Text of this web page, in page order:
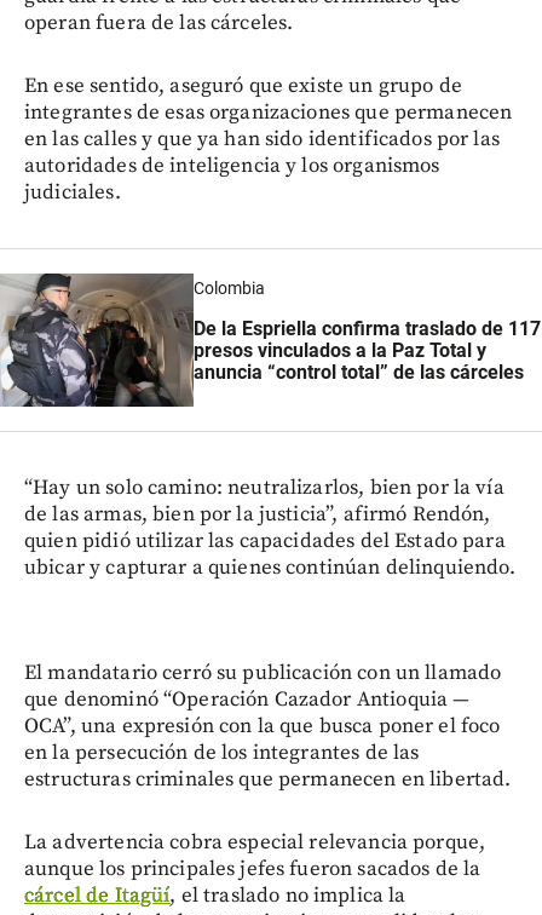
operan fuera de las cárceles.
En ese sentido, aseguró que existe un grupo de
integrantes de esas organizaciones que permanecen
en las calles y que ya han sido identificados por las
autoridades de inteligencia y los organismos
judiciales.
Colombia
De la Espriella confirma traslado de 117
presos vinculados a la Paz Total y
anuncia “control total” de las cárceles
“Hay un solo camino: neutralizarlos, bien por la vía
de las armas, bien por la justicia”, afirmó Rendón,
quien pidió utilizar las capacidades del Estado para
ubicar y capturar a quienes continúan delinquiendo.
El mandatario cerró su publicación con un llamado
que denominó “Operación Cazador Antioquia —
OCA”, una expresión con la que busca poner el foco
en la persecución de los integrantes de las
estructuras criminales que permanecen en libertad.
La advertencia cobra especial relevancia porque,
aunque los principales jefes fueron sacados de la
cárcel de Itagüí, el traslado no implica la